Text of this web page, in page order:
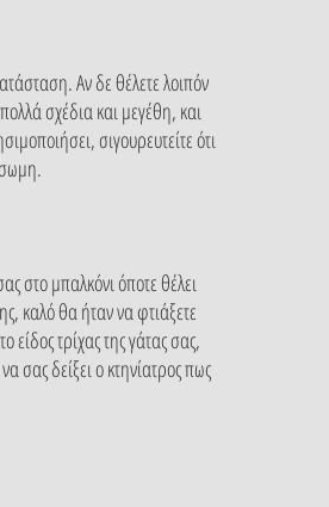
Αν δε θέλετε λοιπόν
σχέδια και μεγέθη, και
σιγουρευτείτε ότι
στο μπαλκόνι όποτε θέλει
καλό θα ήταν να φτιάξετε
τρίχας της γάτας σας,
σας δείξει ο κτηνίατρος πως